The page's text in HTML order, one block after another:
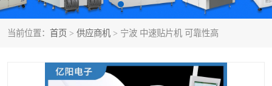
当前位置： 首页 > 供应商机 > 宁波 中速贴片机 可靠性高
刷机 VERSAFLOW-335
回流焊HOTFLOW 3/20e 波峰焊
BGA返修台HR600/2 自动光学检测TR7700QE
自动X射线检测机TR7600 组装电路板测试机